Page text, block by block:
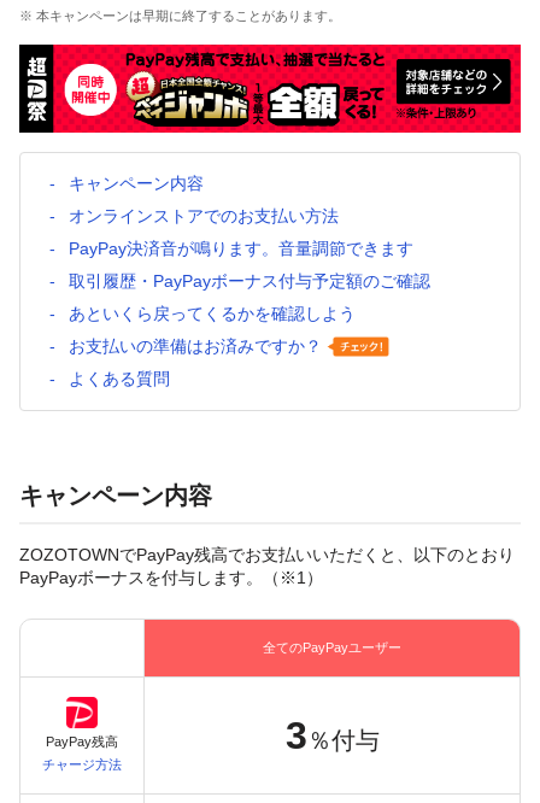
※ 本キャンペーンは早期に終了することがあります。
キャンペーン内容
オンラインストアでのお支払い方法
PayPay決済音が鳴ります。音量調節できます
取引履歴・PayPayボーナス付与予定額のご確認
あといくら戻ってくるかを確認しよう
お支払いの準備はお済みですか？
よくある質問
キャンペーン内容
ZOZOTOWNでPayPay残高でお支払いいただくと、以下のとおり
PayPayボーナスを付与します。（※1）
全てのPayPayユーザー
PayPay残高
チャージ方法
3 ％付与